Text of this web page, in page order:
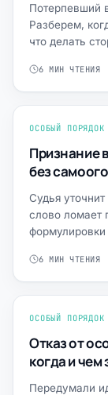
Потерпевший
Разберем,
что делать
6 МИН ЧТЕНИЯ
ОСОБЫЙ
Признание
без
Судья
слово ломает
формулировки
6 МИН ЧТЕНИЯ
ОСОБЫЙ
Отказ от
когда и чем
Передумали